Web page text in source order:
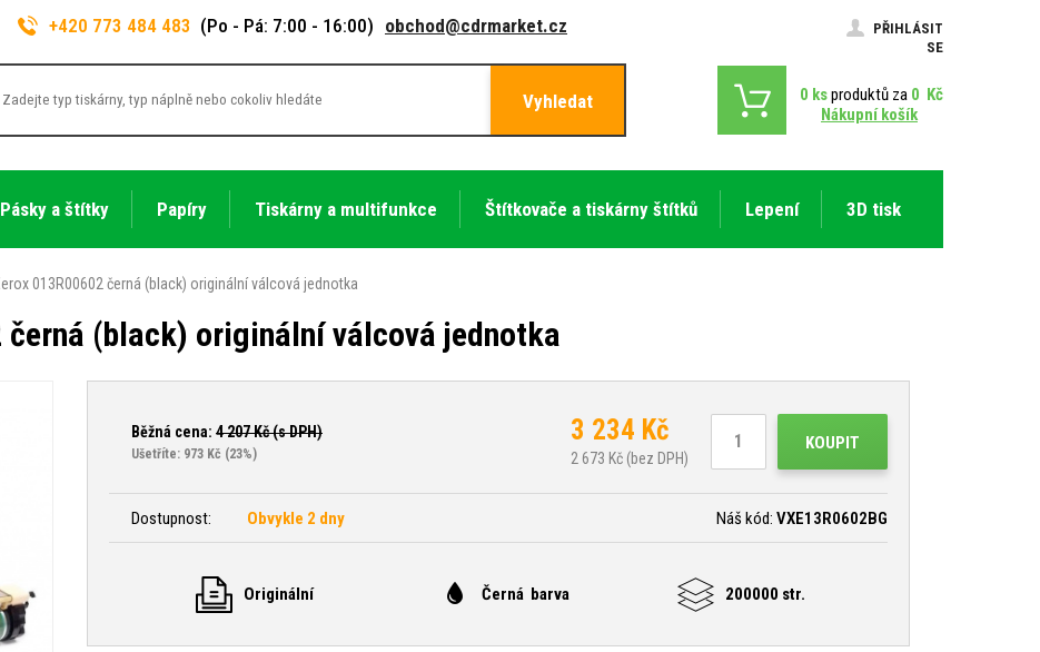
+420 773 484 483 (Po - Pá: 7:00 - 16:00) obchod@cdrmarket.cz
PŘIHLÁSIT
SE
Vyhledat 0 ksproduktů za 0 Kč
Nákupní košík
Pásky a štítky Papíry Tiskárny a multifunkce Štítkovače a tiskárny štítků Lepení 3D tisk
013R00602 černá (black) originální válcová jednotka
černá (black) originální válcová jednotka
Běžná cena: 4 207Kč (s DPH)
Ušetříte: 973 Kč (23%)
3 234 Kč
2 673 Kč (bez DPH)
KOUPIT
Dostupnost: Obvykle 2 dny Náš kód: VXE13R0602BG
Originální Černá barva 200000 str.